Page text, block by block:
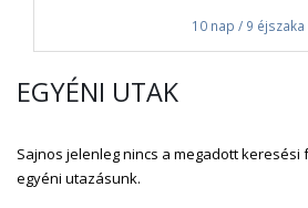
10 nap / 9 éjszaka
EGYÉNI UTAK
Sajnos jelenleg nincs a megadott
egyéni utazásunk.